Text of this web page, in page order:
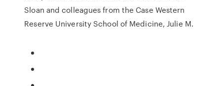
Sloan and colleagues from the Case Western
Reserve University School of Medicine, Julie M.